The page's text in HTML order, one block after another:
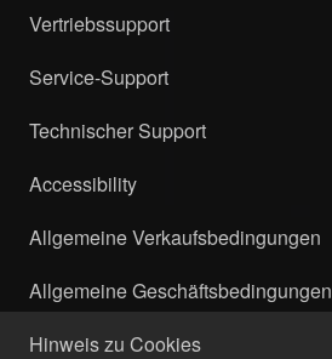
Vertriebssupport
Service-Support
Technischer Support
Accessibility
Allgemeine Verkaufsbedingungen
Allgemeine Geschäftsbedingungen
Hinweis zu Cookies